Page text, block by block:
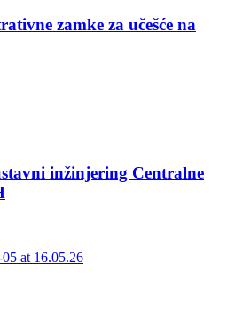
zamke za učešće na
inžinjering Centralne